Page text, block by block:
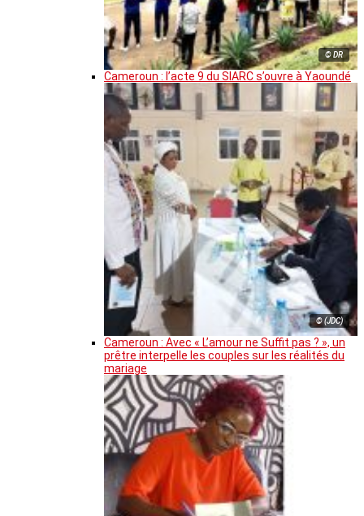
© DR
Cameroun : l’acte 9 du SIARC s’ouvre à Yaoundé
© (JDC)
Cameroun : Avec « L’amour ne Suffit pas ? », un
prêtre interpelle les couples sur les réalités du
mariage